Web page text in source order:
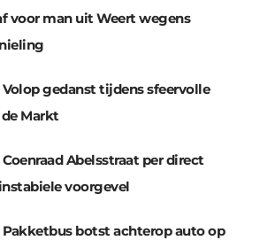
voor man uit Weert wegens
Volop gedanst tijdens sfeervolle
Markt
Coenraad Abelsstraat per direct
voorgevel
Pakketbus botst achterop auto op